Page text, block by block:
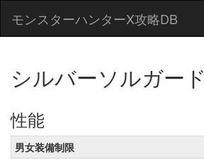
モンスターハンターX攻略DB
シルバーソルガード
性能
男女装備制限